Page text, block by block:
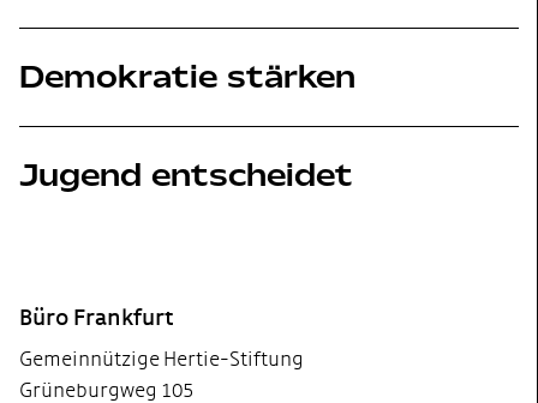
Demokratie stärken
Jugend entscheidet
Büro Frankfurt
Gemeinnützige Hertie-Stiftung
Grüneburgweg 105